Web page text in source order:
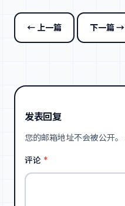
← 上一篇 下一篇 →
发表回复
您的邮箱地址不会被公开。
评论 *